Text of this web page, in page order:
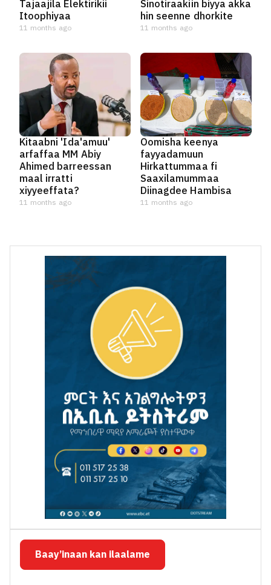
Tajaajila Elektirikii
Itoophiyaa
11 months ago
Sinotiraakiin biyya akka
hin seenne dhorkite
11 months ago
Kitaabni 'Ida'amuu'
arfaffaa MM Abiy
Ahimed barreessan
maal irratti
xiyyeeffata?
11 months ago
Oomisha keenya
fayyadamuun
Hirkattummaa fi
Saaxilamummaa
Diinagdee Hambisa
11 months ago
Baay’inaan kan ilaalame